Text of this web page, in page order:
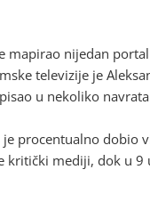
mapirao nijedan
televizije je
u nekoliko
procentualno dobio
mediji, dok u 9